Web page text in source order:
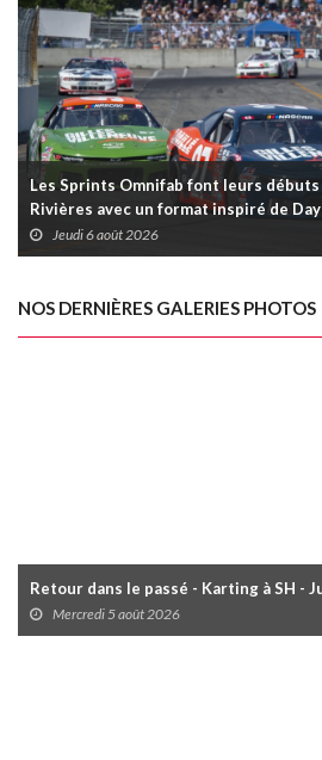
Les Sprints Omnifab font leurs débuts
Rivières avec un format inspiré de
Jeudi 6 août 2026
NOS DERNIÈRES GALERIES PHOTOS
Retour dans le passé - Karting à SH -
Mercredi 5 août 2026